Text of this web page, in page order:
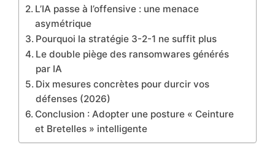
L’IA passe à l’offensive : une menace
asymétrique
Pourquoi la stratégie 3-2-1 ne suffit plus
Le double piège des ransomwares générés
par IA
Dix mesures concrètes pour durcir vos
défenses (2026)
Conclusion : Adopter une posture « Ceinture
et Bretelles » intelligente